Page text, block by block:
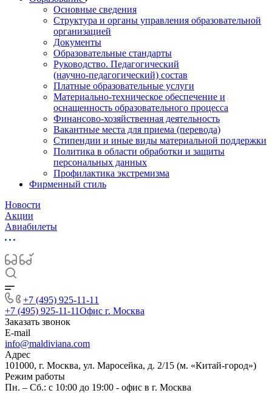
Основные сведения
Структура и органы управления образовательной
организацией
Документы
Образовательные стандарты
Руководство. Педагогический
(научно‑педагогический) состав
Платные образовательные услуги
Материально-техническое обеспечение и
оснащенность образовательного процесса
Финансово-хозяйственная деятельность
Вакантные места для приема (перевода)
Стипендии и иные виды материальной поддержки
Политика в области обработки и защиты
персональных данных
Профилактика экстремизма
Фирменный стиль
Новости
Акции
Авиабилеты
+7 (495) 925-11-11
+7 (495) 925-11-11Офис г. Москва
Заказать звонок
E-mail
info@maldiviana.com
Адрес
101000, г. Москва, ул. Маросейка, д. 2/15 (м. «Китай-город»)
Режим работы
Пн. – Сб.: с 10:00 до 19:00 - офис в г. Москва